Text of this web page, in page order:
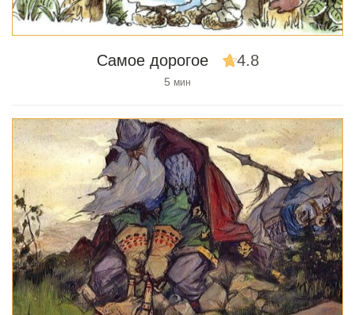
Самое дорогое 4.8
5 мин